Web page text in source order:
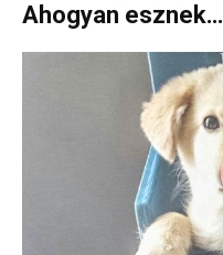
Ahogyan esznek…